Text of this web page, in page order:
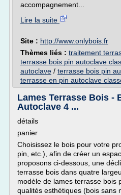
accompagnement...
Lire la suite
Site : http://www.onlybois.fr
Thèmes liés : traitement
terrasse bois pin autoclave
autoclave / terrasse bois pin
terrasse en pin autoclave
Lames Terrasse Bois -
Autoclave 4 ...
détails
panier
Choisissez le bois pour votre
pin, etc.), afin de créer un
proposons ci-dessous, une
terrasse bois dans quatre
modèle de lames terrasse bois
qualités esthétiques (bois sans